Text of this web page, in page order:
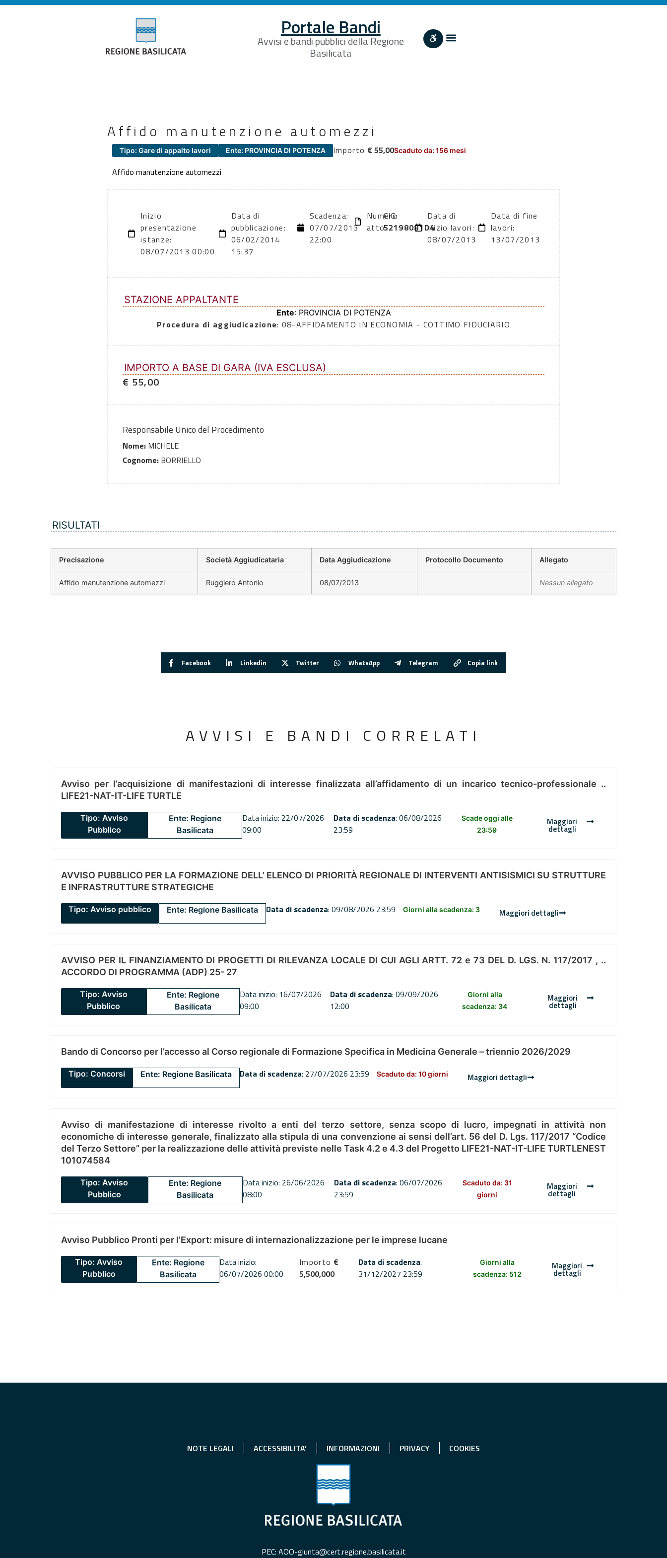
Portale Bandi
Avvisi e bandi pubblici della Regione
Basilicata
Affido manutenzione automezzi
Tipo: Gare di appalto lavori Ente: PROVINCIA DI POTENZA Importo € 55,00Scaduto da: 156 mesi
Affido manutenzione automezzi
Inizio
presentazione
istanze:
08/07/2013 00:00
Data di
pubblicazione:
06/02/2014
15:37
Scadenza:
07/07/2013
22:00
Numero
atto:
CIG:
52198081D4
Data di
inizio lavori:
08/07/2013
Data di fine
lavori:
13/07/2013
STAZIONE APPALTANTE
Ente: PROVINCIA DI POTENZA
Procedura di aggiudicazione: 08-AFFIDAMENTO IN ECONOMIA - COTTIMO FIDUCIARIO
IMPORTO A BASE DI GARA (IVA ESCLUSA)
€ 55,00
Responsabile Unico del Procedimento
Nome: MICHELE
Cognome: BORRIELLO
RISULTATI
Precisazione Società Aggiudicataria Data Aggiudicazione Protocollo Documento Allegato
Affido manutenzione automezzi Ruggiero Antonio 08/07/2013 Nessun allegato
Facebook Linkedin Twitter WhatsApp Telegram Copia link
AVVISI E BANDI CORRELATI
Avviso per l’acquisizione di manifestazioni di interesse finalizzata all’affidamento di un incarico tecnico-professionale ..
LIFE21-NAT-IT-LIFE TURTLE
Tipo: Avviso
Pubblico
Ente: Regione
Basilicata
Data inizio: 22/07/2026
09:00
Data di scadenza: 06/08/2026
23:59
Scade oggi alle
23:59
Maggiori
dettagli
AVVISO PUBBLICO PER LA FORMAZIONE DELL’ ELENCO DI PRIORITÀ REGIONALE DI INTERVENTI ANTISISMICI SU STRUTTURE
E INFRASTRUTTURE STRATEGICHE
Tipo: Avviso pubblico Ente: Regione Basilicata Data di scadenza: 09/08/2026 23:59 Giorni alla scadenza: 3 Maggiori dettagli
AVVISO PER IL FINANZIAMENTO DI PROGETTI DI RILEVANZA LOCALE DI CUI AGLI ARTT. 72 e 73 DEL D. LGS. N. 117/2017 , ..
ACCORDO DI PROGRAMMA (ADP) 25- 27
Tipo: Avviso
Pubblico
Ente: Regione
Basilicata
Data inizio: 16/07/2026
09:00
Data di scadenza: 09/09/2026
12:00
Giorni alla
scadenza: 34
Maggiori
dettagli
Bando di Concorso per l’accesso al Corso regionale di Formazione Specifica in Medicina Generale – triennio 2026/2029
Tipo: Concorsi Ente: Regione Basilicata Data di scadenza: 27/07/2026 23:59 Scaduto da: 10 giorni Maggiori dettagli
Avviso di manifestazione di interesse rivolto a enti del terzo settore, senza scopo di lucro, impegnati in attività non
economiche di interesse generale, finalizzato alla stipula di una convenzione ai sensi dell’art. 56 del D. Lgs. 117/2017 “Codice
del Terzo Settore” per la realizzazione delle attività previste nelle Task 4.2 e 4.3 del Progetto LIFE21-NAT-IT-LIFE TURTLENEST
101074584
Tipo: Avviso
Pubblico
Ente: Regione
Basilicata
Data inizio: 26/06/2026
08:00
Data di scadenza: 06/07/2026
23:59
Scaduto da: 31
giorni
Maggiori
dettagli
Avviso Pubblico Pronti per l’Export: misure di internazionalizzazione per le imprese lucane
Tipo: Avviso
Pubblico
Ente: Regione
Basilicata
Data inizio:
06/07/2026 00:00
Importo €
5,500,000
Data di scadenza:
31/12/2027 23:59
Giorni alla
scadenza: 512
Maggiori
dettagli
NOTE LEGALI ACCESSIBILITA' INFORMAZIONI PRIVACY COOKIES
PEC: AOO-giunta@cert.regione.basilicata.it